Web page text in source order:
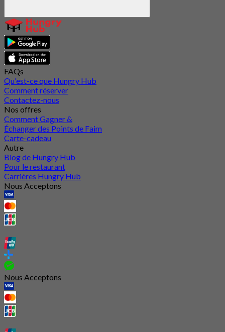
FAQs
Qu'est-ce que Hungry Hub
Comment réserver
Contactez-nous
Nos offres
Comment Gagner &
Échanger des Points de Faim
Carte-cadeau
Autre
Blog de Hungry Hub
Pour le restaurant
Carrières Hungry Hub
Nous Acceptons
Nous Acceptons